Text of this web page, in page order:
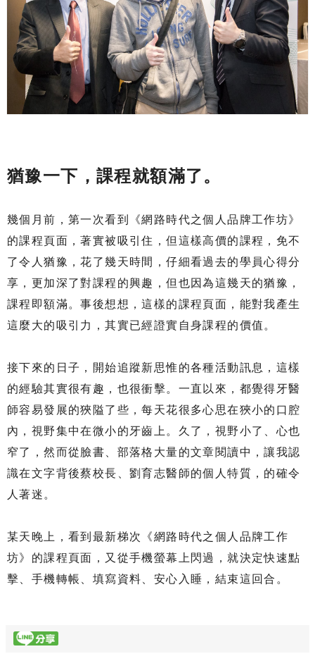
猶豫一下，課程就額滿了。
幾個月前，第一次看到《網路時代之個人品牌工作坊》
的課程頁面，著實被吸引住，但這樣高價的課程，免不
了令人猶豫，花了幾天時間，仔細看過去的學員心得分
享，更加深了對課程的興趣，但也因為這幾天的猶豫，
課程即額滿。事後想想，這樣的課程頁面，能對我產生
這麼大的吸引力，其實已經證實自身課程的價值。
接下來的日子，開始追蹤新思惟的各種活動訊息，這樣
的經驗其實很有趣，也很衝擊。一直以來，都覺得牙醫
師容易發展的狹隘了些，每天花很多心思在狹小的口腔
內，視野集中在微小的牙齒上。久了，視野小了、心也
窄了，然而從臉書、部落格大量的文章閱讀中，讓我認
識在文字背後蔡校長、劉育志醫師的個人特質，的確令
人著迷。
某天晚上，看到最新梯次《網路時代之個人品牌工作
坊》的課程頁面，又從手機螢幕上閃過，就決定快速點
擊、手機轉帳、填寫資料、安心入睡，結束這回合。